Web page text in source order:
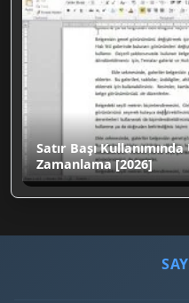
Satır Başı
Zamanlama [2026]